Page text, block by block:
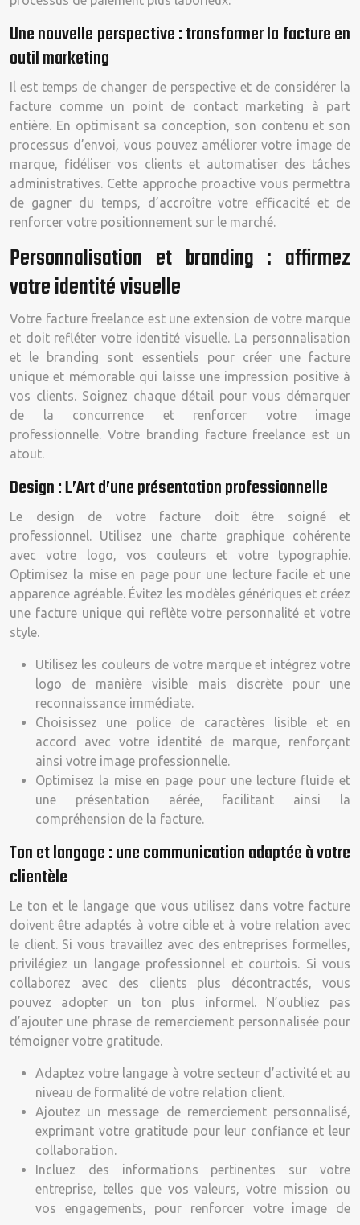
Une nouvelle perspective : transformer la facture en
outil marketing
Il est temps de changer de perspective et de considérer la
facture comme un point de contact marketing à part
entière. En optimisant sa conception, son contenu et son
processus d’envoi, vous pouvez améliorer votre image de
marque, fidéliser vos clients et automatiser des tâches
administratives. Cette approche proactive vous permettra
de gagner du temps, d’accroître votre efficacité et de
renforcer votre positionnement sur le marché.
Personnalisation et branding : affirmez
votre identité visuelle
Votre facture freelance est une extension de votre marque
et doit refléter votre identité visuelle. La personnalisation
et le branding sont essentiels pour créer une facture
unique et mémorable qui laisse une impression positive à
vos clients. Soignez chaque détail pour vous démarquer
de la concurrence et renforcer votre image
professionnelle. Votre branding facture freelance est un
atout.
Design : L’Art d’une présentation professionnelle
Le design de votre facture doit être soigné et
professionnel. Utilisez une charte graphique cohérente
avec votre logo, vos couleurs et votre typographie.
Optimisez la mise en page pour une lecture facile et une
apparence agréable. Évitez les modèles génériques et créez
une facture unique qui reflète votre personnalité et votre
style.
Utilisez les couleurs de votre marque et intégrez votre
logo de manière visible mais discrète pour une
reconnaissance immédiate.
Choisissez une police de caractères lisible et en
accord avec votre identité de marque, renforçant
ainsi votre image professionnelle.
Optimisez la mise en page pour une lecture fluide et
une présentation aérée, facilitant ainsi la
compréhension de la facture.
Ton et langage : une communication adaptée à votre
clientèle
Le ton et le langage que vous utilisez dans votre facture
doivent être adaptés à votre cible et à votre relation avec
le client. Si vous travaillez avec des entreprises formelles,
privilégiez un langage professionnel et courtois. Si vous
collaborez avec des clients plus décontractés, vous
pouvez adopter un ton plus informel. N’oubliez pas
d’ajouter une phrase de remerciement personnalisée pour
témoigner votre gratitude.
Adaptez votre langage à votre secteur d’activité et au
niveau de formalité de votre relation client.
Ajoutez un message de remerciement personnalisé,
exprimant votre gratitude pour leur confiance et leur
collaboration.
Incluez des informations pertinentes sur votre
entreprise, telles que vos valeurs, votre mission ou
vos engagements, pour renforcer votre image de